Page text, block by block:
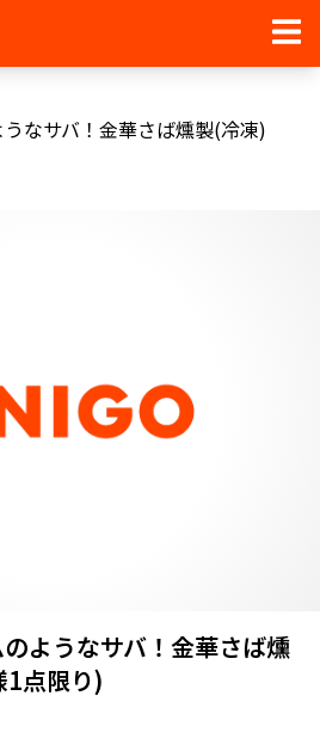
うなサバ！金華さば燻製(冷凍)
のようなサバ！金華さば燻
点限り)